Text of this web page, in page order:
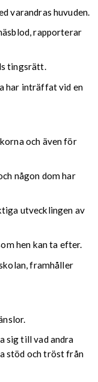
varandras huvuden.
rapporterar
tingsrätt.
har inträffat vid en
och även för
någon dom har
utvecklingen av
hen kan ta efter.
framhåller
sig till vad andra
stöd och tröst från